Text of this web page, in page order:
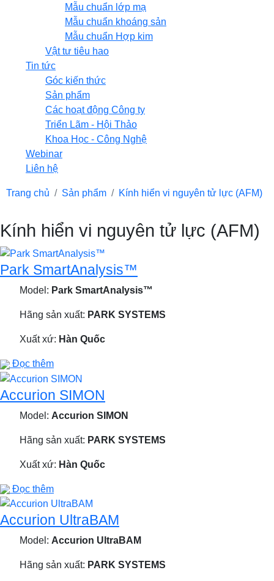
Mẫu chuẩn lớp mạ
Mẫu chuẩn khoáng sản
Mẫu chuẩn Hợp kim
Vật tư tiêu hao
Tin tức
Góc kiến thức
Sản phẩm
Các hoạt động Công ty
Triển Lãm - Hội Thảo
Khoa Học - Công Nghệ
Webinar
Liên hệ
Trang chủ Sản phẩm Kính hiển vi nguyên tử lực (AFM)
Kính hiển vi nguyên tử lực (AFM)
Park SmartAnalysis™
Model: Park SmartAnalysis™
Hãng sản xuất: PARK SYSTEMS
Xuất xứ: Hàn Quốc
Đọc thêm
Accurion SIMON
Model: Accurion SIMON
Hãng sản xuất: PARK SYSTEMS
Xuất xứ: Hàn Quốc
Đọc thêm
Accurion UltraBAM
Model: Accurion UltraBAM
Hãng sản xuất: PARK SYSTEMS